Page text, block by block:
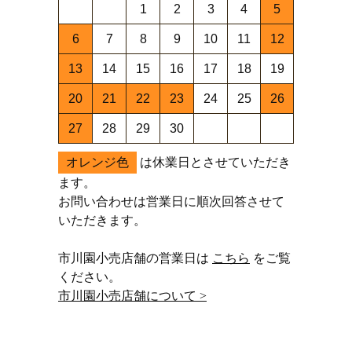
1 2 3 4 5
6 7 8 9 10 11 12
13 14 15 16 17 18 19
20 21 22 23 24 25 26
27 28 29 30
オレンジ色
は休業日とさせていただき
ます。
お問い合わせは営業日に順次回答させて
いただきます。
市川園小売店舗の営業日は こちら をご覧
ください。
市川園小売店舗について >